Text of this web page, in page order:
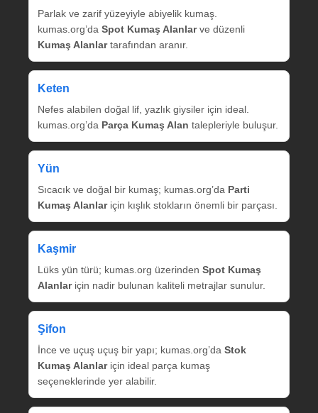
Parlak ve zarif yüzeyiyle abiyelik kumaş.
kumas.org’da Spot Kumaş Alanlarve düzenli
Kumaş Alanlartarafından aranır.
Keten
Nefes alabilen doğal lif, yazlık giysiler için ideal.
kumas.org’da Parça Kumaş Alan talepleriyle buluşur.
Yün
Sıcacık ve doğal bir kumaş; kumas.org’da Parti
Kumaş Alanlariçin kışlık stokların önemli bir parçası.
Kaşmir
Lüks yün türü; kumas.org üzerinden Spot Kumaş
Alanlariçin nadir bulunan kaliteli metrajlar sunulur.
Şifon
İnce ve uçuş uçuş bir yapı; kumas.org’da Stok
Kumaş Alanlariçin ideal parça kumaş
seçeneklerinde yer alabilir.